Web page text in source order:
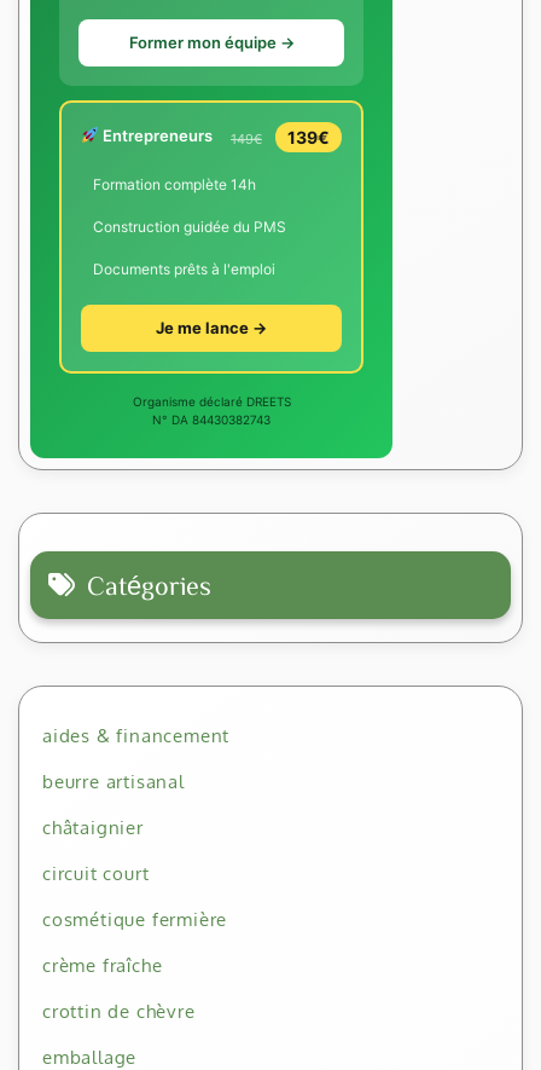
Former mon équipe →
Entrepreneurs 149€ 139€
Formation complète 14h
Construction guidée du PMS
Documents prêts à l'emploi
Je me lance →
Organisme déclaré DREETS
N° DA 84430382743
Catégories
aides & financement
beurre artisanal
châtaignier
circuit court
cosmétique fermière
crème fraîche
crottin de chèvre
emballage